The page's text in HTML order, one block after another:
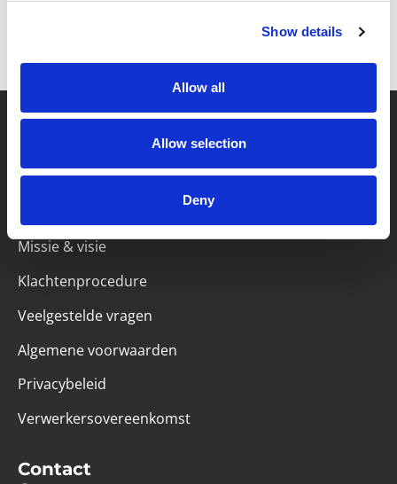
Show details
Allow all
Allow selection
Deny
Handige links
Missie & visie
Klachtenprocedure
Veelgestelde vragen
Algemene voorwaarden
Privacybeleid
Verwerkersovereenkomst
Contact